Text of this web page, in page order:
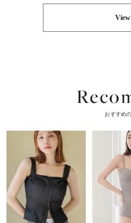
おすすめ